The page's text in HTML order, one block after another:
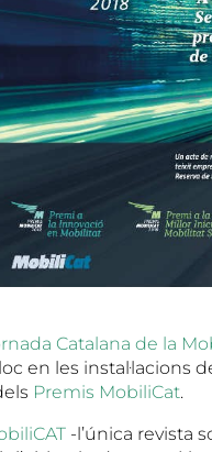
Catalana de la
en les instal·lacions
Premis MobiliCat.
-l’única revista